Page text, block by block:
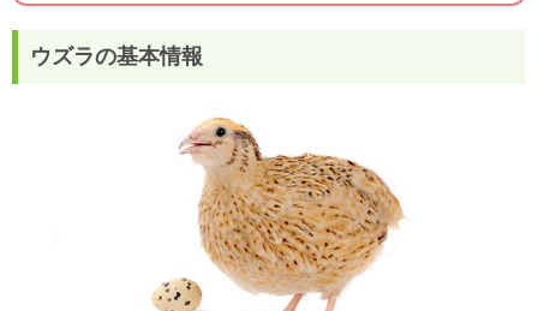
ウズラの基本情報